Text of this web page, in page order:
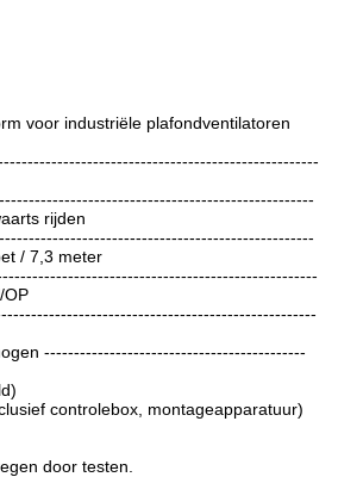
voor industriële plafondventilatoren
rijden
/ 7,3 meter
OP
--------------------------------------------
controlebox, montageapparatuur)
door testen.